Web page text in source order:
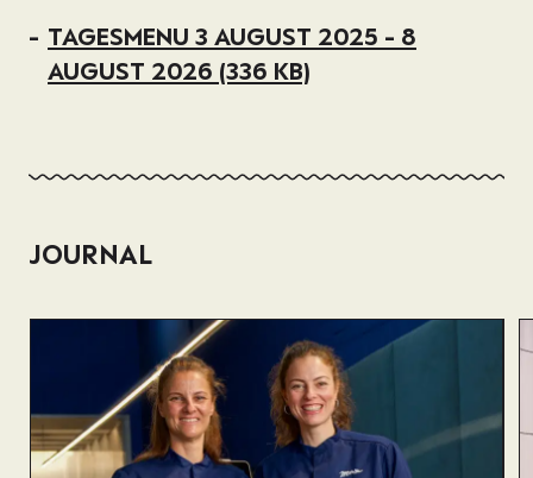
TAGESMENU 3 AUGUST 2025 - 8
AUGUST 2026 (336 KB)
JOURNAL